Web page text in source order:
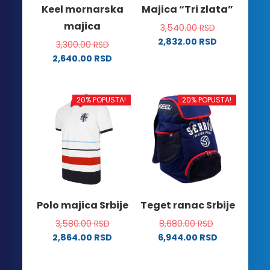
stranici
proizvoda.
stranici
proizvoda.
Keel mornarska
majica
3,300.00RSD
2,640.00 RSD
ima
više
varijanti.
Opcije
mogu
biti
izabrane
stranici
proizvoda.
Majica “Tri zlata”
3,540.00RSD
2,832.00 RSD
više
varijanti.
Opcije
mogu
biti
izabrane
na
proizvoda.
20% POPUSTA!
Polo majica Srbije
3,580.00RSD
2,864.00 RSD
20% POPUSTA!
Teget ranac Srbije
8,680.00RSD
6,944.00 RSD